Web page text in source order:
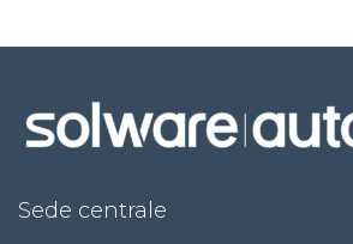
Sede centrale